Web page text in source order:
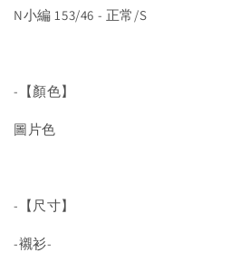
N小編 153/46 - 正常/S
-【顏色】
圖片色
-【尺寸】
-襯衫-